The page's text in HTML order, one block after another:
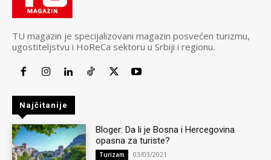
TU magazin je specijalizovani magazin posvećen turizmu,
ugostiteljstvu i HoReCa sektoru u Srbiji i regionu.
Najčitanije
Bloger: Da li je Bosna i Hercegovina
opasna za turiste?
Turizam 03/03/2021